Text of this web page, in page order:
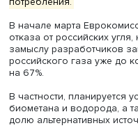
Северного моря,
несколько лет назад
4 млрд кубометров
потребления газа в
оператор проекта —
реконструкции в конце
общих объемов
«Тайре» существенно
полагает Владимиров.